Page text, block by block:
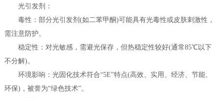
光引发剂：
毒性：部分光引发剂(如二苯甲酮)可能具有光毒性或皮肤刺激性，
需注意防护。
稳定性：对光敏感，需避光保存，但热稳定性较好(通常85℃以下
不分解)。
环境影响：光固化技术符合“5E”特点(高效、实用、经济、节能、
环保)，被誉为“绿色技术”。